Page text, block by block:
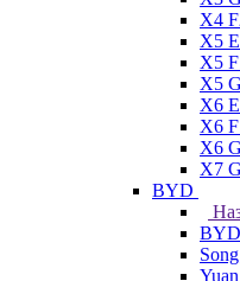
X4
X5
X5
X5
X6
X6
X6
X7
BYD
BYD